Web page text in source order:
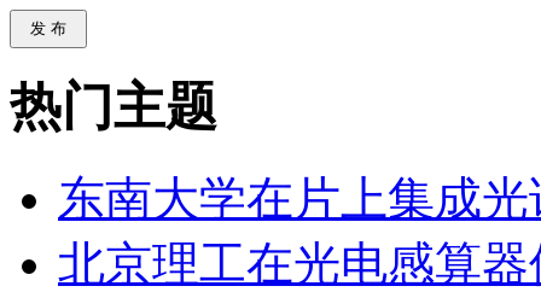
热门主题
东南大学在片上集成
北京理工在光电感算